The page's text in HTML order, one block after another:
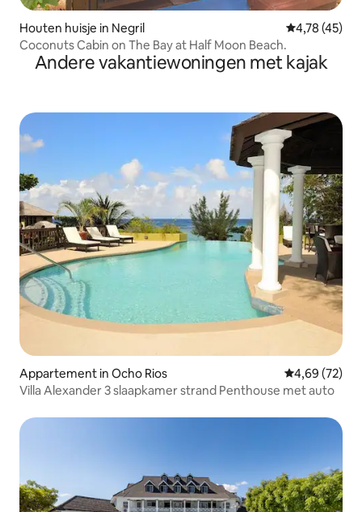
Houten huisje in Negril Gemiddelde
4,78 (45)
Coconuts Cabin on The Bay at Half Moon Beach.
Andere vakantiewoningen met kajak
Appartement in Ocho Rios Gemiddelde
4,69 (72)
Villa Alexander 3 slaapkamer strand Penthouse met auto